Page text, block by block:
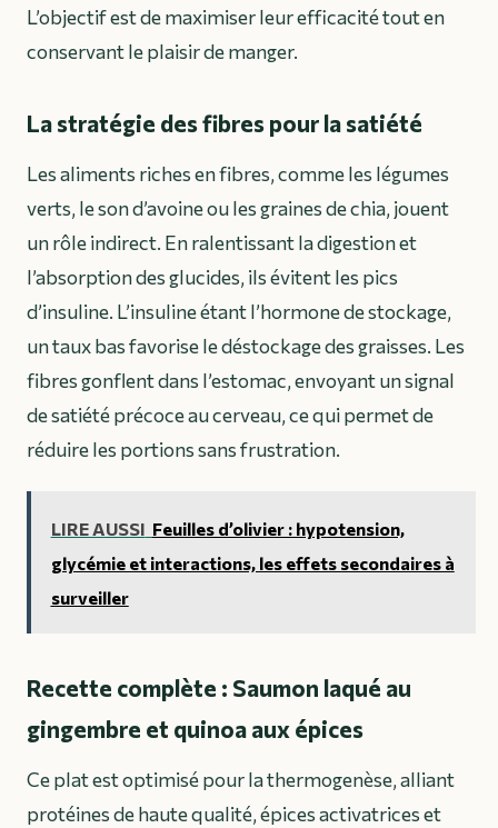
L’objectif est de maximiser leur efficacité tout en
conservant le plaisir de manger.
La stratégie des fibres pour la satiété
Les aliments riches en fibres, comme les légumes
verts, le son d’avoine ou les graines de chia, jouent
un rôle indirect. En ralentissant la digestion et
l’absorption des glucides, ils évitent les pics
d’insuline. L’insuline étant l’hormone de stockage,
un taux bas favorise le déstockage des graisses. Les
fibres gonflent dans l’estomac, envoyant un signal
de satiété précoce au cerveau, ce qui permet de
réduire les portions sans frustration.
LIRE AUSSI Feuilles d’olivier : hypotension,
glycémie et interactions, les effets secondaires à
surveiller
Recette complète : Saumon laqué au
gingembre et quinoa aux épices
Ce plat est optimisé pour la thermogenèse, alliant
protéines de haute qualité, épices activatrices et